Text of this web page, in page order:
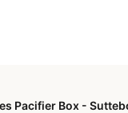
Pacifier Box -